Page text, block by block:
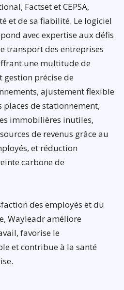
Factset et CEPSA,
et de sa fiabilité. Le logiciel
avec expertise aux défis
transport des entreprises
une multitude de
gestion précise de
ajustement flexible
de stationnement,
immobilières inutiles,
de revenus grâce au
et réduction
carbone de
des employés et du
Wayleadr améliore
favorise le
et contribue à la santé